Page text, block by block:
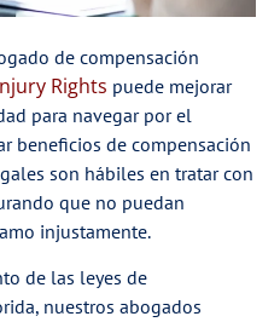
de compensación
Rights puede mejorar
para navegar por el
beneficios de compensación
son hábiles en tratar con
que no puedan
injustamente.
de las leyes de
nuestros abogados